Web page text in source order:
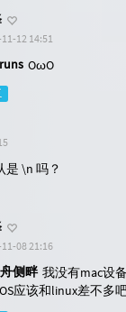
12 14:51
OωO
是 \n 吗？
08 21:16
侧畔 我没有mac设
应该和linux差不多